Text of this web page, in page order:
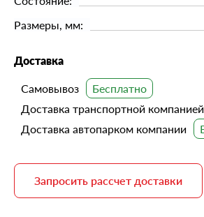
Размеры, мм:
Доставка
Самовывоз
Доставка транспортной компанией
Доставка автопарком компании
Запросить рассчет доставки